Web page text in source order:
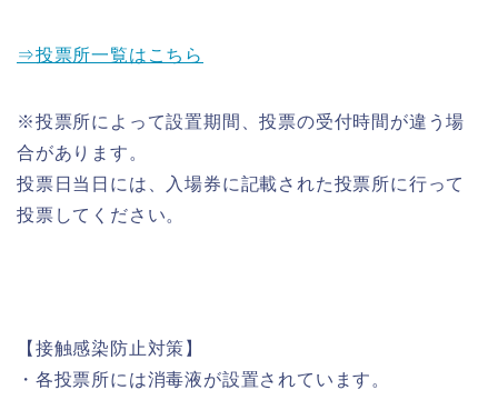
⇒投票所一覧はこちら
※投票所によって設置期間、投票の受付時間が違う場
合があります。
投票日当日には、入場券に記載された投票所に行って
投票してください。
【接触感染防止対策】
・各投票所には消毒液が設置されています。